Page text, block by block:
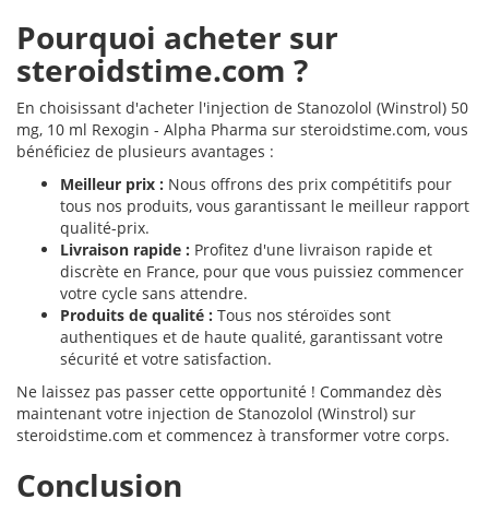
Pourquoi acheter sur
steroidstime.com ?
En choisissant d'acheter l'injection de Stanozolol (Winstrol) 50
mg, 10 ml Rexogin - Alpha Pharma sur steroidstime.com, vous
bénéficiez de plusieurs avantages :
Meilleur prix : Nous offrons des prix compétitifs pour
tous nos produits, vous garantissant le meilleur rapport
qualité-prix.
Livraison rapide : Profitez d'une livraison rapide et
discrète en France, pour que vous puissiez commencer
votre cycle sans attendre.
Produits de qualité : Tous nos stéroïdes sont
authentiques et de haute qualité, garantissant votre
sécurité et votre satisfaction.
Ne laissez pas passer cette opportunité ! Commandez dès
maintenant votre injection de Stanozolol (Winstrol) sur
steroidstime.com et commencez à transformer votre corps.
Conclusion